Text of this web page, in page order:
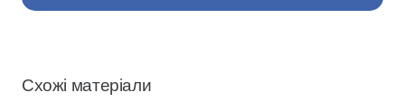
Схожі матеріали